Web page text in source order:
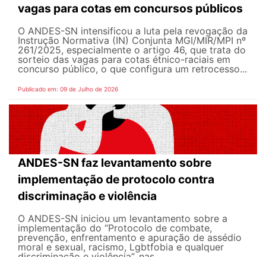
vagas para cotas em concursos públicos
O ANDES-SN intensificou a luta pela revogação da
Instrução Normativa (IN) Conjunta MGI/MIR/MPI nº
261/2025, especialmente o artigo 46, que trata do
sorteio das vagas para cotas étnico-raciais em
concurso público, o que configura um retrocesso...
Publicado em: 09 de Julho de 2026
ANDES-SN faz levantamento sobre
implementação de protocolo contra
discriminação e violência
O ANDES-SN iniciou um levantamento sobre a
implementação do “Protocolo de combate,
prevenção, enfrentamento e apuração de assédio
moral e sexual, racismo, Lgbtfobia e qualquer